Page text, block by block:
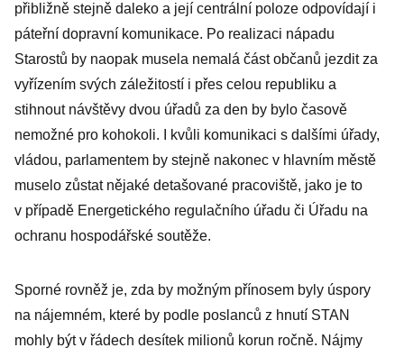
přibližně stejně daleko a její centrální poloze odpovídají i
páteřní dopravní komunikace. Po realizaci nápadu
Starostů by naopak musela nemalá část občanů jezdit za
vyřízením svých záležitostí i přes celou republiku a
stihnout návštěvy dvou úřadů za den by bylo časově
nemožné pro kohokoli. I kvůli komunikaci s dalšími úřady,
vládou, parlamentem by stejně nakonec v hlavním městě
muselo zůstat nějaké detašované pracoviště, jako je to
v případě Energetického regulačního úřadu či Úřadu na
ochranu hospodářské soutěže.
Sporné rovněž je, zda by možným přínosem byly úspory
na nájemném, které by podle poslanců z hnutí STAN
mohly být v řádech desítek milionů korun ročně. Nájmy